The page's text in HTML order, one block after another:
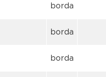
borda
borda
borda